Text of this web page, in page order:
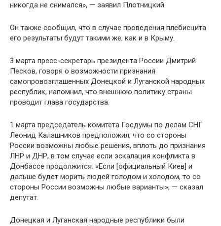
никогда не снимался», — заявил Плотницкий.
Он также сообщил, что в случае проведения плебисцита
его результаты будут такими же, как и в Крыму.
3 марта пресс-секретарь президента России Дмитрий
Песков, говоря о возможности признания
самопровозглашенных Донецкой и Луганской народных
республик, напомнил, что внешнюю политику страны
проводит глава государства.
1 марта председатель комитета Госдумы по делам СНГ
Леонид Калашников предположил, что со стороны
России возможны любые решения, вплоть до признания
ЛНР и ДНР, в том случае если эскалация конфликта в
Донбассе продолжится. «Если [официальный Киев] и
дальше будет морить людей голодом и холодом, то со
стороны России возможны любые варианты», — сказал
депутат.
Донецкая и Луганская народные республики были